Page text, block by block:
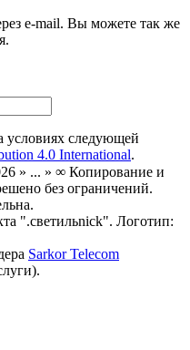
e-mail. Вы можете так же
условиях следующей
4.0 International.
» ... » ∞ Копирование и
без ограничений.
".светильnick". Логотип:
Sarkor Telecom